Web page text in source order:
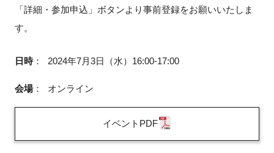
「詳細・参加申込」ボタンより事前登録をお願いいたしま
す。
日時： 2024年7月3日（水）16:00-17:00
会場： オンライン
イベントPDF